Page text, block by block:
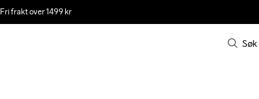
Fri frakt over 1499 kr
Søk